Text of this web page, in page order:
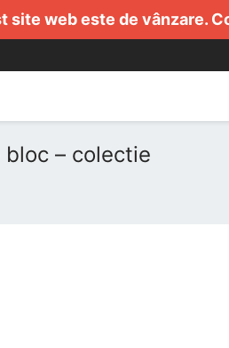
site web este de vânzare.
bloc – colectie